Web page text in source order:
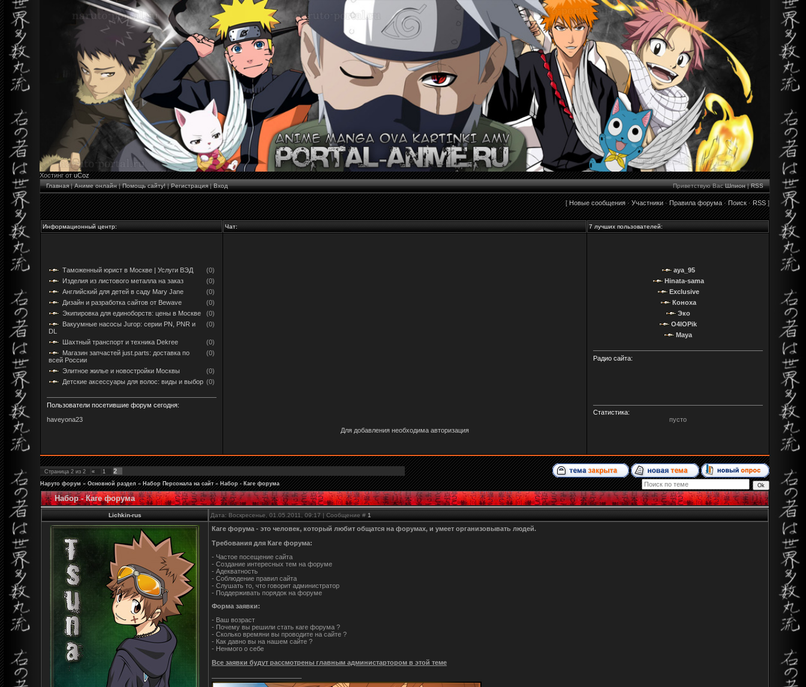
Хостинг отuCoz
Главная|Аниме онлайн|Помощь сайту!|Регистрация|Вход Приветствую Вас Шпион|RSS
[Новые сообщения·Участники·Правила форума·Поиск·RSS]
Информационный центр: Чат: 7 лучших пользователей:
Таможенный юрист в Москве | Услуги ВЭД
(0)
Изделия из листового металла на заказ
(0)
Английский для детей в саду Mary Jane
(0)
Дизайн и разработка сайтов от Bewave
(0)
Экипировка для единоборств: цены в Москве
(0)
Вакуумные насосы Jurop: серии PN, PNR и
DL
(0)
Шахтный транспорт и техника Dekree
(0)
Магазин запчастей just.parts: доставка по
всей России
(0)
Элитное жилье и новостройки Москвы
(0)
Детские аксессуары для волос: виды и выбор (0)
Пользователи посетившие форум сегодня:
haveyona23
Для добавления необходима авторизация
aya_95
Hinata-sama
Exclusive
Коноха
Эко
O4IOPik
Maya
Радио сайта:
Статистика:
пусто
Страница 2 из 2 « 1 2
Наруто форум » Основной раздел » Набор Персонала на сайт » Набор - Каге форума
Набор - Каге форума
Lichkin-rus Дата: Воскресенье, 01.05.2011, 09:17 | Сообщение # 1
Каге форума - это человек, который любит общатся на форумах, и умеет организовывать людей.
Требования для Каге форума:
- Частое посещение сайта
- Создание интересных тем на форуме
- Адекватность
- Соблюдение правил сайта
- Слушать то, что говорит администратор
- Поддерживать порядок на форуме
Форма заявки:
- Ваш возраст
- Почему вы решили стать каге форума ?
- Сколько времяни вы проводите на сайте ?
- Как давно вы на нашем сайте ?
- Ненмого о себе
Все заявки будут рассмотрены главным администартором в этой теме